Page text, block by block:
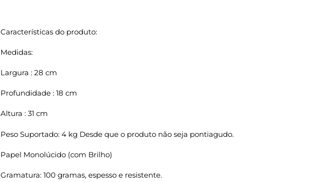
Características do produto:
Medidas:
Largura : 28 cm
Profundidade : 18 cm
Altura : 31 cm
Peso Suportado: 4 kg Desde que o produto não seja pontiagudo.
Papel Monolúcido (com Brilho)
Gramatura: 100 gramas, espesso e resistente.